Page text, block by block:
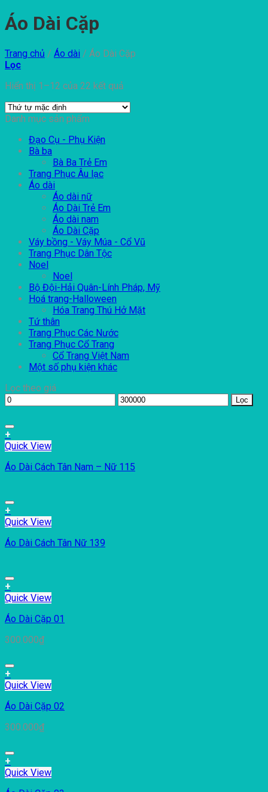
Áo Dài Cặp
Trang chủ / Áo dài / Áo Dài Cặp
Lọc
Hiển thị 1–12 của 22 kết quả
Danh mục sản phẩm
Đạo Cụ - Phụ Kiện
Bà ba
Bà Ba Trẻ Em
Trang Phục Âu lạc
Áo dài
Áo dài nữ
Áo Dài Trẻ Em
Áo dài nam
Áo Dài Cặp
Váy bồng - Váy Múa - Cổ Vũ
Trang Phục Dân Tộc
Noel
Noel
Bộ Đội-Hải Quân-Lính Pháp, Mỹ
Hoá trang-Halloween
Hóa Trang Thú Hở Mặt
Tứ thân
Trang Phục Các Nước
Trang Phục Cổ Trang
Cổ Trang Việt Nam
Một số phụ kiện khác
Lọc theo giá
Lọc
+
Quick View
Áo Dài Cách Tân Nam – Nữ 115
+
Quick View
Áo Dài Cách Tân Nữ 139
+
Quick View
Áo Dài Cặp 01
300.000₫
+
Quick View
Áo Dài Cặp 02
300.000₫
+
Quick View